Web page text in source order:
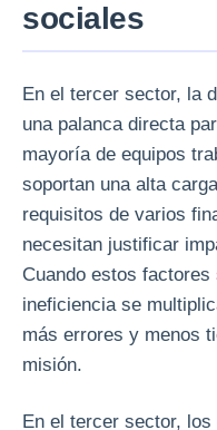
sociales
En el tercer sector, la
una palanca directa
mayoría de equipos
soportan una alta
requisitos de varios
necesitan justificar
Cuando estos
ineficiencia se
más errores y menos
misión.
En el tercer sector,